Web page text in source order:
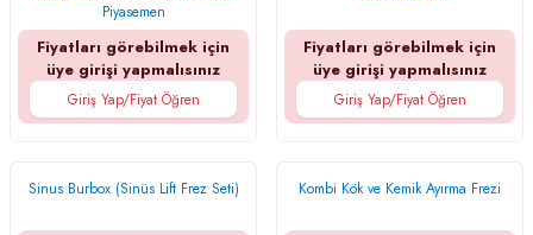
Piyasemen
Fiyatları görebilmek için
üye girişi yapmalısınız
Giriş Yap/Fiyat Öğren
Fiyatları görebilmek için
üye girişi yapmalısınız
Giriş Yap/Fiyat Öğren
Sinus Burbox (Sinüs Lift Frez Seti) Kombi Kök ve Kemik Ayırma Frezi